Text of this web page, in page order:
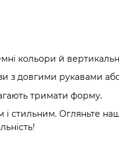
кольори й
з довгими рукавами
тримати форму.
стильним. Огляньте